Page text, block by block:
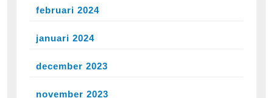
februari 2024
januari 2024
december 2023
november 2023